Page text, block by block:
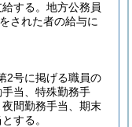
する。 地方公務員
された者の給与に
2号に掲げる職員の
当、特殊勤務手
間勤務手当、期末
する。